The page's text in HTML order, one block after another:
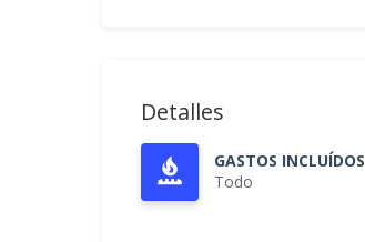
Detalles
GASTOS INCLUÍDOS
Todo